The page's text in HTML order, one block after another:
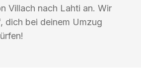
Villach nach Lahti an. Wir
dich bei deinem Umzug